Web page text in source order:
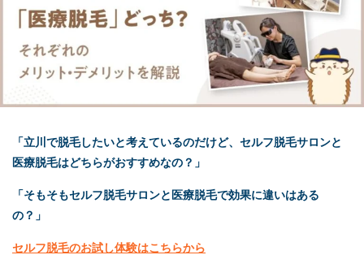
「立川で脱毛したいと考えているのだけど、 セルフ脱毛サロンと
医療脱毛はどちらがおすすめなの？」
「そもそもセルフ脱毛サロンと医療脱毛で効果に違いはある
の？」
セルフ脱毛のお試し体験はこちらから